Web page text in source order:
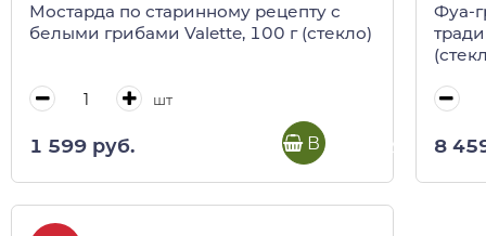
Мостарда по старинному рецепту c
белыми грибами Valette, 100 г (стекло)
шт
1 599 руб. В корзину
Фуа-
8